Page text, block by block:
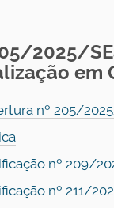
2025/
em
nº 205/
nº 209/
nº 211/